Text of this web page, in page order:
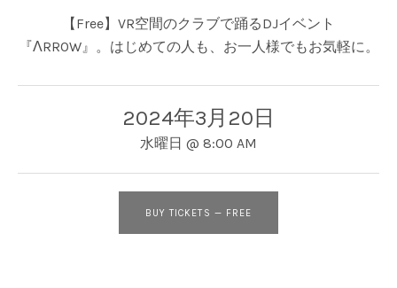
【Free】VR空間のクラブで踊るDJイベント
『ΛRROW』。はじめての人も、お一人様でもお気軽に。
2024年3月20日
水曜日 @ 8:00 AM
BUY TICKETS — FREE